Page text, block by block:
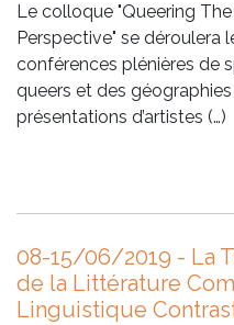
Le colloque "Queering
Perspective" se déroulera
conférences plénières de
queers et des
présentations d’artistes (…)
08-15/06/2019 - La
de la Littérature
Linguistique